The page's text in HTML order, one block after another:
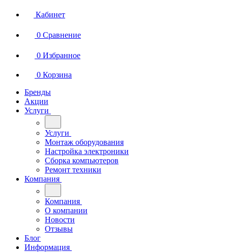
Кабинет
0 Сравнение
0 Избранное
0 Корзина
Бренды
Акции
Услуги
Услуги
Монтаж оборудования
Настройка электроники
Сборка компьютеров
Ремонт техники
Компания
Компания
О компании
Новости
Отзывы
Блог
Информация